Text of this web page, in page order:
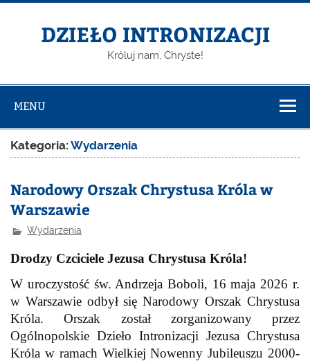
DZIEŁO INTRONIZACJI
Króluj nam, Chryste!
MENU
Kategoria:Wydarzenia
Narodowy Orszak Chrystusa Króla w
Warszawie
Wydarzenia
Drodzy Czciciele Jezusa Chrystusa Króla!
W uroczystość św. Andrzeja Boboli, 16 maja 2026 r.
w Warszawie odbył się Narodowy Orszak Chrystusa
Króla. Orszak został zorganizowany przez
Ogólnopolskie Dzieło Intronizacji Jezusa Chrystusa
Króla w ramach Wielkiej Nowenny Jubileuszu 2000-